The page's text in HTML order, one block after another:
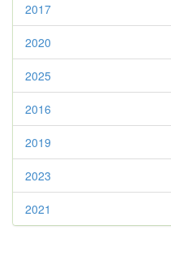
2017
2020
2025
2016
2019
2023
2021